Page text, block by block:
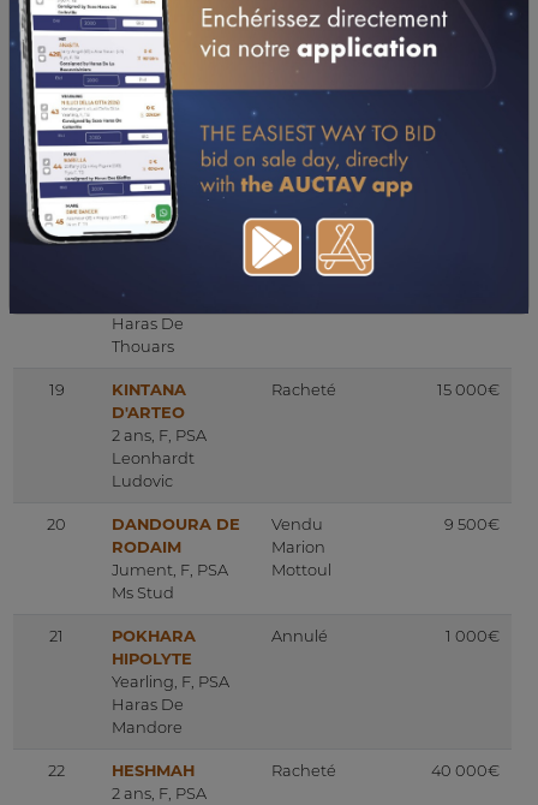
Haras De Monlau
17B
HK MAKZAN
2 ans, M, PSA
Al Cem Stud
Vendu
Marion
Mottoul
17C
AZZA DE SAINT
LON
Jument, F, PSA
Elevage De Saint
Lon
Racheté
AIRAM AL EVITA
Yearling, F, PSA
Haras De
Thouars
Racheté
19
KINTANA
D'ARTEO
2 ans, F, PSA
Leonhardt
Ludovic
Racheté 15 000€
20
DANDOURA DE
RODAIM
Jument, F, PSA
Ms Stud
Vendu
Marion
Mottoul
9 500€
21
POKHARA
HIPOLYTE
Yearling, F, PSA
Haras De
Mandore
Annulé 1 000€
22
HESHMAH
2 ans, F, PSA
Racheté 40 000€